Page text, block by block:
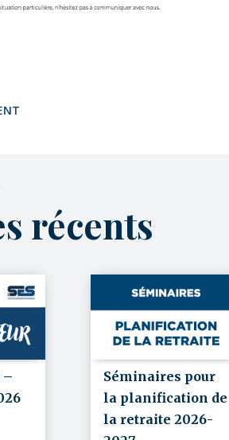
récents
–
Séminaires pour
la planification de
la retraite 2026-